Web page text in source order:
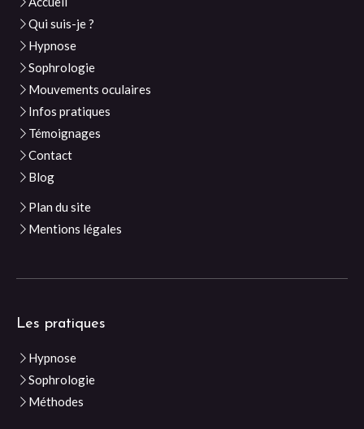
Qui suis-je ?
Hypnose
Sophrologie
Mouvements oculaires
Infos pratiques
Témoignages
Contact
Blog
Plan du site
Mentions légales
Les pratiques
Hypnose
Sophrologie
Méthodes